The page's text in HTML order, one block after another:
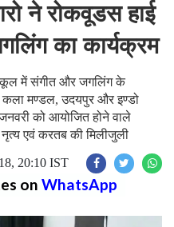
ने रोकवूडस हाई
का कार्यक्रम
में संगीत और जगलिंग के
कला मण्डल, उदयपुर और इण्डो
को आयोजित होने वाले
नृत्य एवं करतब की मिलीजुली
20:10 IST
on WhatsApp